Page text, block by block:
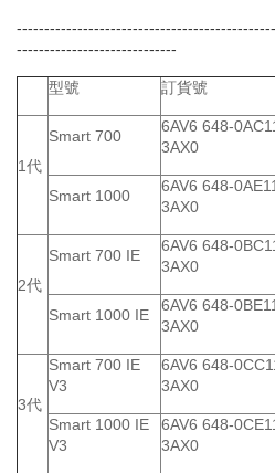
-----------------------------
型號 訂貨號
1代
Smart 700
6AV6 648-
3AX0
Smart 1000
6AV6 648-
3AX0
2代
Smart 700 IE
6AV6 648-
3AX0
Smart 1000 IE
6AV6 648-
3AX0
3代
Smart 700 IE
V3
6AV6 648-
3AX0
Smart 1000 IE
V3
6AV6 648-
3AX0